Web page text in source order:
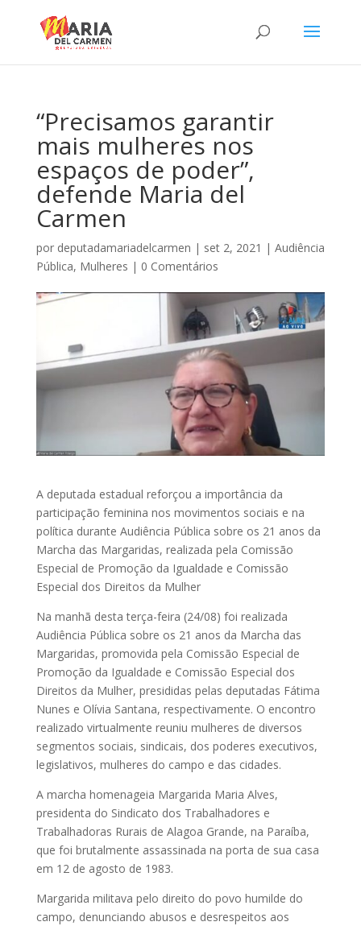
“Precisamos garantir
mais mulheres nos
espaços de poder”,
defende Maria del
Carmen
por deputadamariadelcarmen | set 2, 2021 | Audiência
Pública, Mulheres | 0 Comentários
A deputada estadual reforçou a importância da
participação feminina nos movimentos sociais e na
política durante Audiência Pública sobre os 21 anos da
Marcha das Margaridas, realizada pela Comissão
Especial de Promoção da Igualdade e Comissão
Especial dos Direitos da Mulher
Na manhã desta terça-feira (24/08) foi realizada
Audiência Pública sobre os 21 anos da Marcha das
Margaridas, promovida pela Comissão Especial de
Promoção da Igualdade e Comissão Especial dos
Direitos da Mulher, presididas pelas deputadas Fátima
Nunes e Olívia Santana, respectivamente. O encontro
realizado virtualmente reuniu mulheres de diversos
segmentos sociais, sindicais, dos poderes executivos,
legislativos, mulheres do campo e das cidades.
A marcha homenageia Margarida Maria Alves,
presidenta do Sindicato dos Trabalhadores e
Trabalhadoras Rurais de Alagoa Grande, na Paraíba,
que foi brutalmente assassinada na porta de sua casa
em 12 de agosto de 1983.
Margarida militava pelo direito do povo humilde do
campo, denunciando abusos e desrespeitos aos